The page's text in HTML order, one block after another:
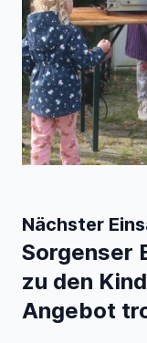
Nächster
Sorgenser
zu den
Angebot